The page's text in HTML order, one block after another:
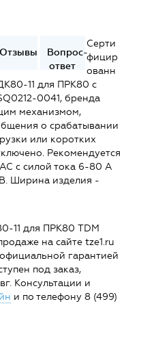
Отзывы
Вопрос-
ответ
Серти
фицир
ованн
11 для ПРК80 с
0041, бренда
механизмом,
о срабатывании
или коротких
Рекомендуется
c силой тока 6-80 А
Ширина изделия -
11 для ПРК80 TDM
на сайте tze1.ru
гарантией
под заказ,
Консультации и
и по телефону 8 (499)